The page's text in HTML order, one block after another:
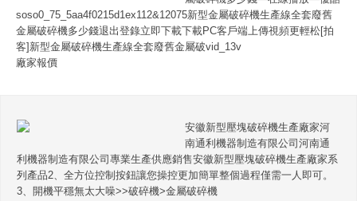
soso0_75_5aa4f0215d1ex112&12075新型金屬破碎機生產線全套廢舊
金屬破碎機多少錢退出登錄立即下載下載PC客戶端上傳視頻更輕松[拍
客]新型金屬破碎機生產線全套廢舊金屬破vid_13v
廠家報價
安徽新型壓塊破碎機生產廠家河
南通利機器制造有限公司河南通
利機器制造有限公司專業生產供應銷售安徽新型壓塊破碎機生產廠家系
列產品2、全方位控制按鈕讓您操控更加簡單整個過程僅需一人即可。
3、開機平穩無太大噪>>破碎機>金屬破碎機